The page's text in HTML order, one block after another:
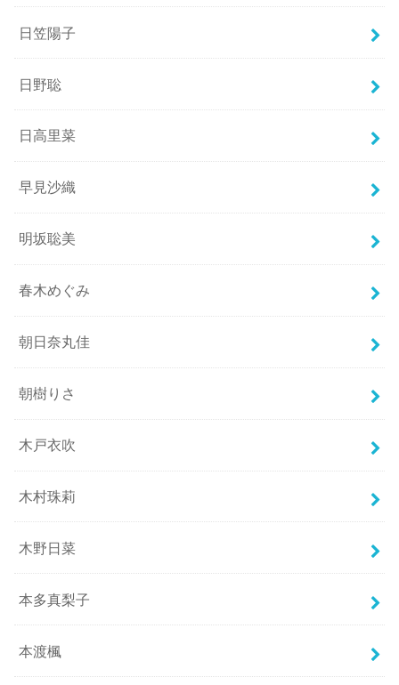
日笠陽子
日野聡
日高里菜
早見沙織
明坂聡美
春木めぐみ
朝日奈丸佳
朝樹りさ
木戸衣吹
木村珠莉
木野日菜
本多真梨子
本渡楓